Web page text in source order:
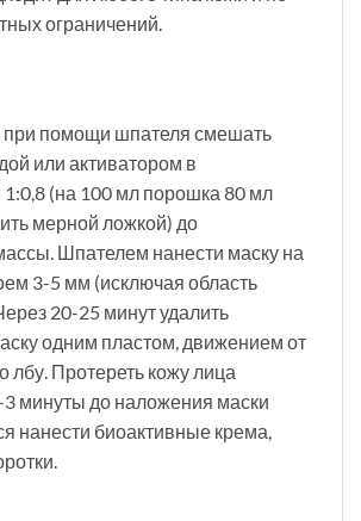
ограничений.
помощи шпателя смешать
или активатором в
(на 100 мл порошка 80 мл
мерной ложкой) до
Шпателем нанести маску на
3-5 мм (исключая область
20-25 минут удалить
одним пластом, движением от
лбу. Протереть кожу лица
минуты до наложения маски
нанести биоактивные крема,